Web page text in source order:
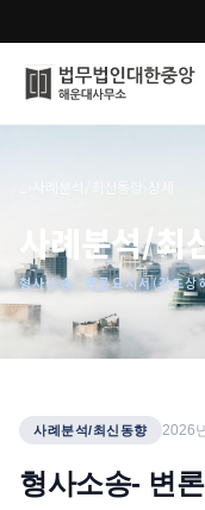
오시는 길
통합검색
업무분야
전체
사례분석/최
형사소송- 변론요지서(강도상
사례분석/최신동향 2026
형사소송- 변